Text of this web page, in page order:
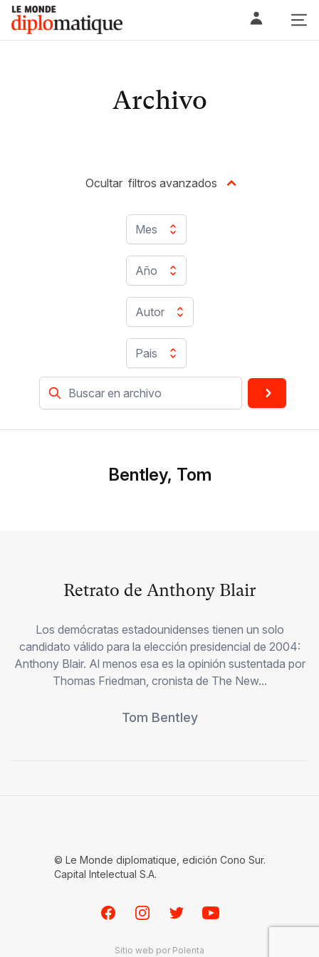
Skip
content
Le monde diplomatique
Archivo
Mes
Año
Autor
Pais
Ocultar filtros avanzados
Bentley, Tom
Retrato de Anthony Blair
Los demócratas estadounidenses tienen un solo
candidato válido para la elección presidencial de 2004:
Anthony Blair. Al menos esa es la opinión sustentada por
Thomas Friedman, cronista de The New...
Tom Bentley
© Le Monde diplomatique, edición Cono Sur.
Capital Intelectual S.A.
FacebookInstagramTwitterYoutube
Sitio web por Polenta